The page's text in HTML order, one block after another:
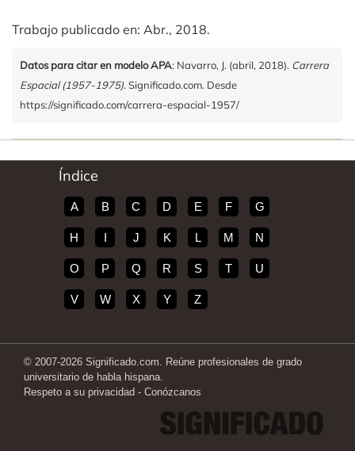
Trabajo publicado en: Abr., 2018.
Datos para citar en modelo APA: Navarro, J. (abril, 2018). Carrera
Espacial (1957-1975). Significado.com. Desde
https://significado.com/carrera-espacial-1957/
Índice
A B C D E F G
H I J K L M N
O P Q R S T U
V W X Y Z
© 2007-2026 Significado.com. Reúne profesionales de grado
universitario de habla hispana.
Respeto a su privacidad - Conózcanos